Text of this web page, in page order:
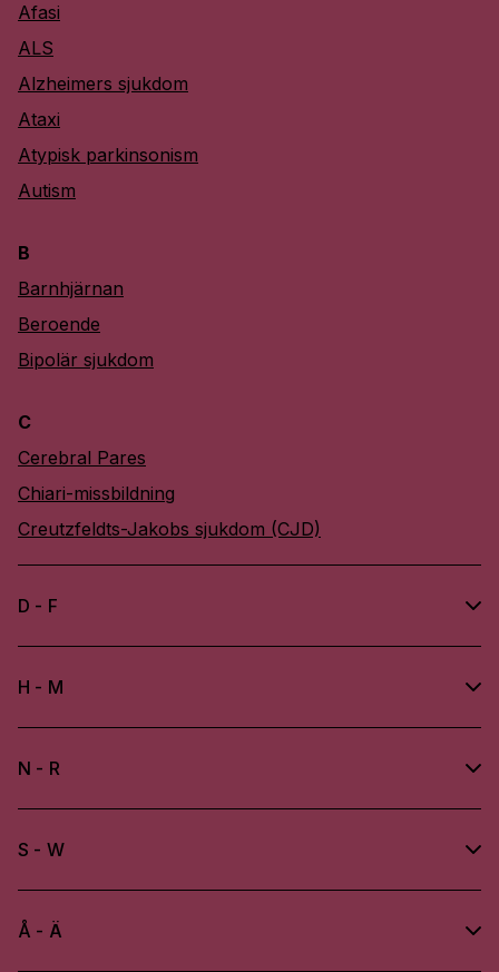
Afasi
ALS
Alzheimers sjukdom
Ataxi
Atypisk parkinsonism
Autism
B
Barnhjärnan
Beroende
Bipolär sjukdom
C
Cerebral Pares
Chiari-missbildning
Creutzfeldts-Jakobs sjukdom (CJD)
D - F
H - M
N - R
S - W
Å - Ä